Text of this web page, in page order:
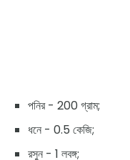
পনির - 200 গ্রাম;
ধনে - 0.5 কেজি;
রসুন - 1 লবঙ্গ;